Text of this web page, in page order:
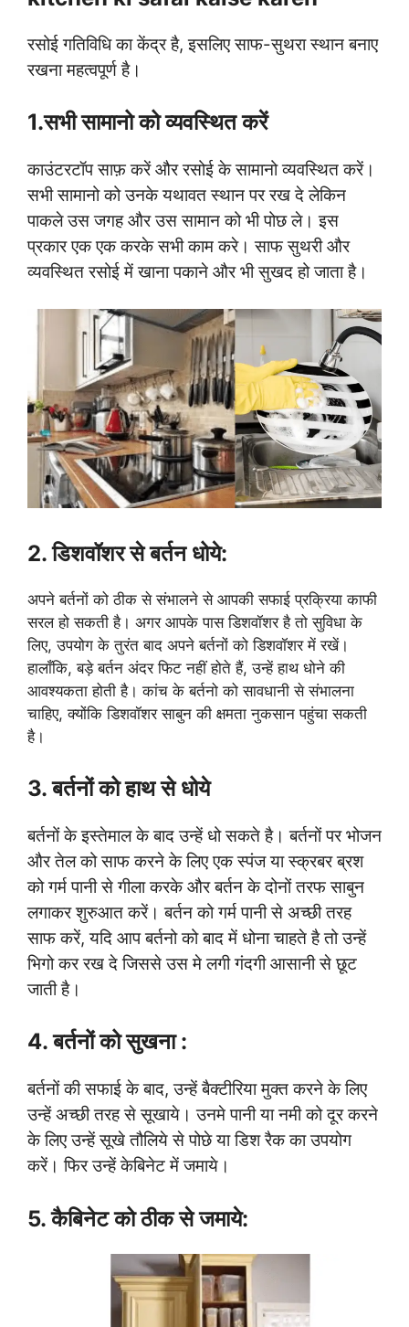
रसोई गतिविधि का केंद्र है, इसलिए साफ-सुथरा स्थान बनाए
रखना महत्वपूर्ण है।
1.सभी सामानो को व्यवस्थित करें
काउंटरटॉप साफ़ करें और रसोई के सामानो व्यवस्थित करें।
सभी सामानो को उनके यथावत स्थान पर रख दे लेकिन
पाकले उस जगह और उस सामान को भी पोछ ले। इस
प्रकार एक एक करके सभी काम करे। साफ सुथरी और
व्यवस्थित रसोई में खाना पकाने और भी सुखद हो जाता है।
2. डिशवॉशर से बर्तन धोये:
अपने बर्तनों को ठीक से संभालने से आपकी सफाई प्रक्रिया काफी
सरल हो सकती है। अगर आपके पास डिशवॉशर है तो सुविधा के
लिए, उपयोग के तुरंत बाद अपने बर्तनों को डिशवॉशर में रखें।
हालाँकि, बड़े बर्तन अंदर फिट नहीं होते हैं, उन्हें हाथ धोने की
आवश्यकता होती है। कांच के बर्तनो को सावधानी से संभालना
चाहिए, क्योंकि डिशवॉशर साबुन की क्षमता नुकसान पहुंचा सकती
है।
3. बर्तनों को हाथ से धोये
बर्तनों के इस्तेमाल के बाद उन्हें धो सकते है। बर्तनों पर भोजन
और तेल को साफ करने के लिए एक स्पंज या स्क्रबर ब्रश
को गर्म पानी से गीला करके और बर्तन के दोनों तरफ साबुन
लगाकर शुरुआत करें। बर्तन को गर्म पानी से अच्छी तरह
साफ करें, यदि आप बर्तनो को बाद में धोना चाहते है तो उन्हें
भिगो कर रख दे जिससे उस मे लगी गंदगी आसानी से छूट
जाती है।
4. बर्तनों को सुखना :
बर्तनों की सफाई के बाद, उन्हें बैक्टीरिया मुक्त करने के लिए
उन्हें अच्छी तरह से सूखाये। उनमे पानी या नमी को दूर करने
के लिए उन्हें सूखे तौलिये से पोछे या डिश रैक का उपयोग
करें। फिर उन्हें केबिनेट में जमाये।
5. कैबिनेट को ठीक से जमाये: